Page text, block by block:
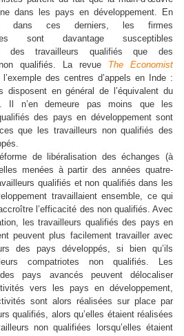
dans les pays en développement. En
dans ces derniers, les firmes
sont davantage susceptibles
des travailleurs qualifiés que des
qualifiés. La revue
The Economist
l’exemple des centres d’appels en Inde :
disposent en général de l’équivalent du
Il n’en demeure pas moins que les
des pays en développement sont
que les travailleurs non qualifiés des
de libéralisation des échanges (à
menées à partir des années quatre-
qualifiés et non qualifiés dans les
travaillaient ensemble, ce qui
l’efficacité des non qualifiés. Avec
les travailleurs qualifiés des pays en
peuvent plus facilement travailler avec
des pays développés, si bien qu’ils
compatriotes non qualifiés. Les
pays avancés peuvent délocaliser
vers les pays en développement,
sont alors réalisées sur place par
qualifiés, alors qu’elles étaient réalisées
non qualifiées lorsqu’elles étaient